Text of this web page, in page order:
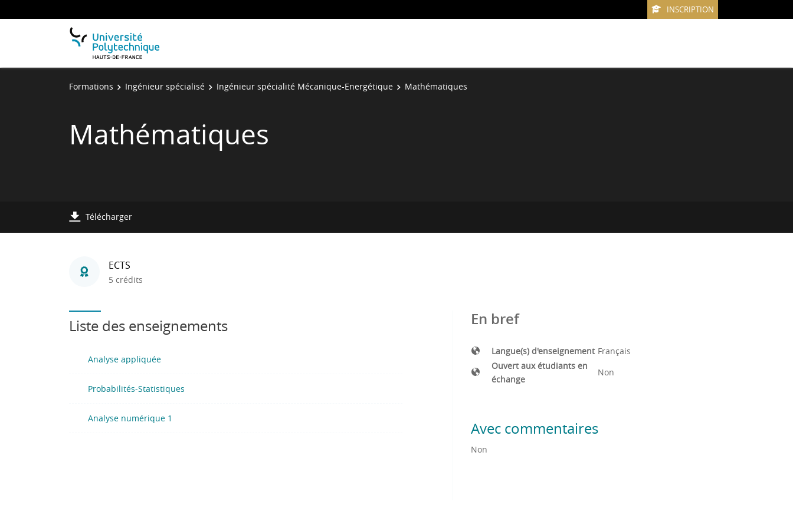
INSCRIPTION
Formations Ingénieur spécialisé Ingénieur spécialité Mécanique-Energétique Mathématiques
Mathématiques
Télécharger
ECTS
5 crédits
Liste des enseignements
Analyse appliquée
Probabilités-Statistiques
Analyse numérique 1
En bref
Langue(s) d'enseignement Français
Ouvert aux étudiants en
échange
Non
Avec commentaires
Non